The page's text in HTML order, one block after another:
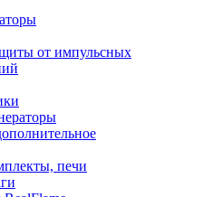
от импульсных
печи